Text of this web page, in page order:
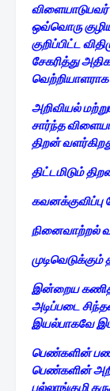
விளையாடுபவர்
ஒவ்வொரு
குறிப்பிட்ட
சேகரித்து
வெற்றியாளராக
அறிவியல்
சார்ந்த
திறன்
திட்டமிடும்
கவனக்குவிப்பு
நினைவாற்றல்
முடிவெடுக்கும்
இன்றைய
அடிப்படை
இயல்பாகவே
பெண்களின்
பெண்களின்
பல்லாங்குழி